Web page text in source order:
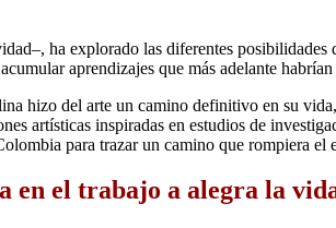
ha explorado las diferentes
aprendizajes que más adelante
hizo del arte un camino definitivo en su
artísticas inspiradas en estudios de
para trazar un camino que rompiera
en el trabajo a alegra la